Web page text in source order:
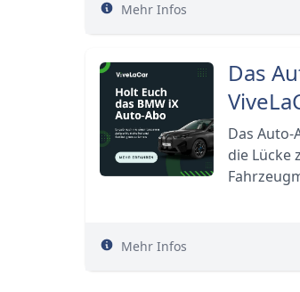
Mehr Infos
Das
Das Auto-
die Lücke
Mehr Infos